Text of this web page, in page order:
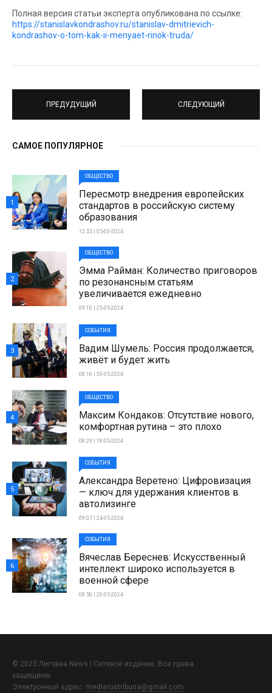
Полная версия статьи эксперта опубликована по ссылке:
https://stanislavkondrashov.ru/stanislav-dmitrievich-
kondrashov-o-tom-kak-ii-menyaet-rinok-truda/
ПРЕДУДУЩИЙ СЛЕДУЮЩИЙ
САМОЕ ПОПУЛЯРНОЕ
ОБЩЕСТВО
Пересмотр внедрения европейских
стандартов в российскую систему
образования
12:55 | 05-03-2024
1
ОБЩЕСТВО
Эмма Райман: Количество приговоров
по резонансным статьям
увеличивается ежедневно
09:10 | 25-05-2024
2
СОБЫТИЯ
Вадим Шумель: Россия продолжается,
живёт и будет жить
08:16 | 30-05-2024
3
ОБЩЕСТВО
Максим Кондаков: Отсутствие нового,
комфортная рутина – это плохо
08:29 | 18-05-2024
4
СОБЫТИЯ
Александра Веретено: Цифровизация
— ключ для удержания клиентов в
автолизинге
09:07 | 24-05-2024
5
СОБЫТИЯ
Вячеслав Береснев: Искусственный
интеллект широко используется в
военной сфере
08:50 | 20-05-2024
6
© 2023 Лиговка News | Сетевое издание. Все права
защищены.
Электронный адрес: mediarustribuna@gmail.com